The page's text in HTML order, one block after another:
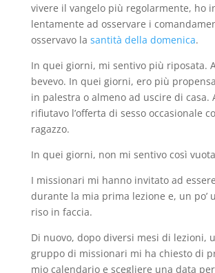
vivere il vangelo più regolarmente, ho
lentamente ad osservare i
osservavo la santità della domenica.
In quei giorni, mi sentivo più riposata.
bevevo. In quei giorni, ero più
in palestra o almeno ad uscire di casa.
rifiutavo l’offerta di sesso occasionale
ragazzo.
In quei giorni, non mi sentivo così
I missionari mi hanno invitato ad
durante la mia prima lezione e, un po’
riso in faccia.
Di nuovo, dopo diversi mesi di lezioni,
gruppo di missionari mi ha chiesto di
mio calendario e scegliere una data